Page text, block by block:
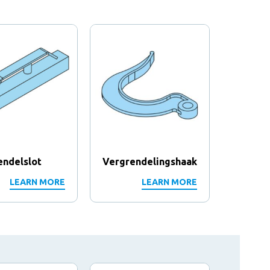
LEARN MORE
Vergrendelingshaak
LEARN MORE